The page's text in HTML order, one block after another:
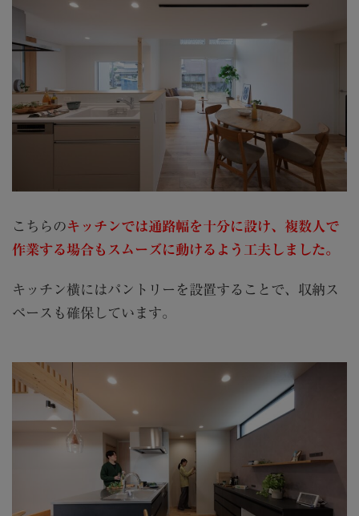
こちらのキッチンでは通路幅を十分に設け、複数人で
作業する場合もスムーズに動けるよう工夫しました。
キッチン横にはパントリーを設置することで、収納ス
ペースも確保しています。